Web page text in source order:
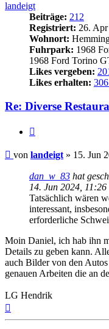
landeigt
Beiträge: 212
Registriert: 26.
Wohnort:
Fuhrpark: 1968
1968 Ford Torino
Likes vergeben:
Likes erhalten:
Re: Diverse
Beitrag
von landeigt » 15. Jun
dan_w_83 hat
14. Jun 2024, 11:26
Tatsächlich wären
interessant,
erforderliche
Moin Daniel, ich hab ihn
Details zu geben kann.
auch Bilder von den
genauen Arbeiten die an
LG Hendrik